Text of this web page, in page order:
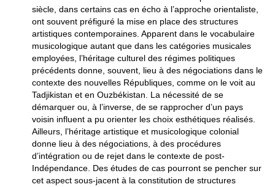
siècle, dans certains cas en écho à l’approche orientaliste,
ont souvent préfiguré la mise en place des structures
artistiques contemporaines. Apparent dans le vocabulaire
musicologique autant que dans les catégories musicales
employées, l’héritage culturel des régimes politiques
précédents donne, souvent, lieu à des négociations dans le
contexte des nouvelles Républiques, comme on le voit au
Tadjikistan et en Ouzbékistan. La nécessité de se
démarquer ou, à l’inverse, de se rapprocher d’un pays
voisin influent a pu orienter les choix esthétiques réalisés.
Ailleurs, l’héritage artistique et musicologique colonial
donne lieu à des négociations, à des procédures
d’intégration ou de rejet dans le contexte de post-
Indépendance. Des études de cas pourront se pencher sur
cet aspect sous-jacent à la constitution de structures